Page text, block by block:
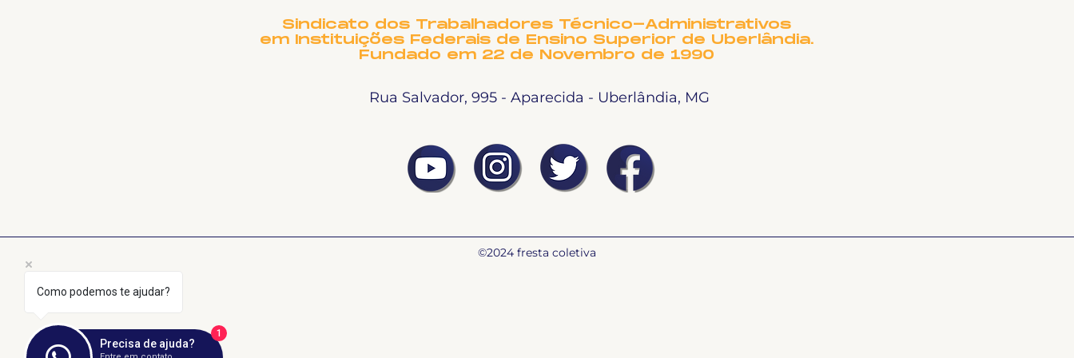
Presidente Lula
Sindicato dos Trabalhadores Técnico-Administrativos
em Instituições Federais de Ensino Superior de Uberlândia.
Fundado em 22 de Novembro de 1990
Rua Salvador, 995 - Aparecida - Uberlândia, MG
©2024 fresta coletiva
Como podemos te ajudar?
Precisa de ajuda?
1